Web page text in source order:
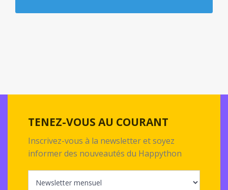
TENEZ-VOUS AU COURANT
Inscrivez-vous à la newsletter et soyez
informer des nouveautés du Happython